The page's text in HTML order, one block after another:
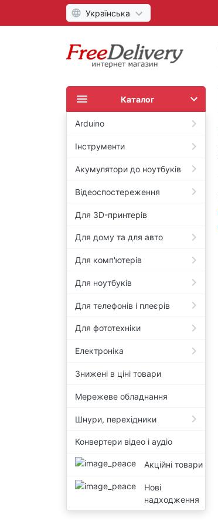
Українська
Каталог
Arduino
Інструменти
Акумулятори до ноутбуків
Відеоспостереження
Для 3D-принтерів
Для дому та для авто
Для комп'ютерів
Для ноутбуків
Для телефонів і плеєрів
Для фототехніки
Електроніка
Знижені в ціні товари
Мережеве обладнання
Шнури, перехідники
Конвертери відео і аудіо
Акційні товари
Нові
надходження